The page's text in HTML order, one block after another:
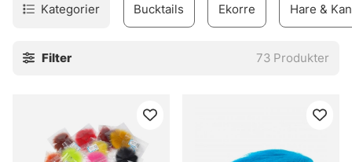
Kategorier Bucktails Ekorre Hare &
Filter 73 Produkter